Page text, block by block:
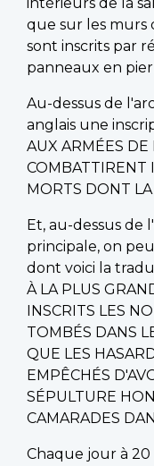
intérieurs de la
que sur les murs
sont inscrits par
panneaux en
Au-dessus de
anglais une
AUX ARMÉES
COMBATTIRENT
MORTS DONT
Et, au-dessus de
principale, on
dont voici la
À LA PLUS
INSCRITS LES
TOMBÉS DANS
QUE LES
EMPÊCHÉS
SÉPULTURE
CAMARADES
Chaque jour à